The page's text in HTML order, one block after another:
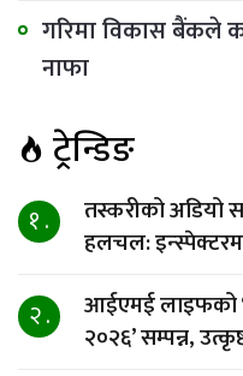
गरिमा विकास बैंकले
नाफा
ट्रेन्डिङ
१ .
तस्करीको अडियो
हलचल:
२ .
आईएमई लाइफको
२०२६’ सम्पन्न,